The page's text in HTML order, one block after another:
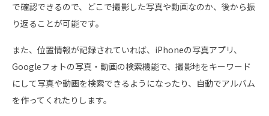
で確認できるので、どこで撮影した写真や動画なのか、後から振
り返ることが可能です。
また、位置情報が記録されていれば、iPhoneの写真アプリ、
Googleフォトの写真・動画の検索機能で、撮影地をキーワード
にして写真や動画を検索できるようになったり、自動でアルバム
を作ってくれたりします。